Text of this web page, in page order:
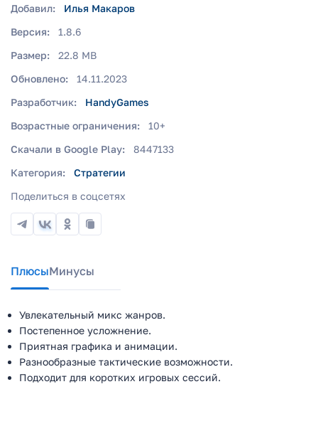
Добавил:
Илья Макаров
Версия:
1.8.6
Размер:
22.8 MB
Обновлено:
14.11.2023
Разработчик:
HandyGames
Возрастные ограничения:
10+
Скачали в Google Play:
8447133
Категория:
Стратегии
Поделиться в соцсетях
ПлюсыМинусы
Увлекательный микс жанров.
Постепенное усложнение.
Приятная графика и анимации.
Разнообразные тактические возможности.
Подходит для коротких игровых сессий.